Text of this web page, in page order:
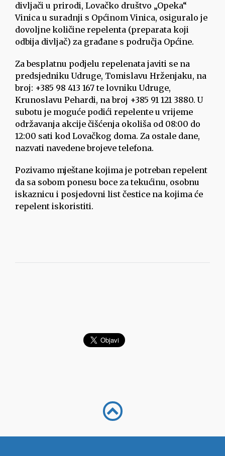
divljači u prirodi, Lovačko društvo „Opeka“
Vinica u suradnji s Općinom Vinica, osiguralo je
dovoljne količine repelenta (preparata koji
odbija divljač) za građane s područja Općine.
Za besplatnu podjelu repelenata javiti se na
predsjedniku Udruge, Tomislavu Hrženjaku, na
broj: +385 98 413 167 te lovniku Udruge,
Krunoslavu Pehardi, na broj +385 91 121 3880. U
subotu je moguće podići repelente u vrijeme
održavanja akcije čišćenja okoliša od 08:00 do
12:00 sati kod Lovačkog doma. Za ostale dane,
nazvati navedene brojeve telefona.
Pozivamo mještane kojima je potreban repelent
da sa sobom ponesu boce za tekućinu, osobnu
iskaznicu i posjedovni list čestice na kojima će
repelent iskoristiti.